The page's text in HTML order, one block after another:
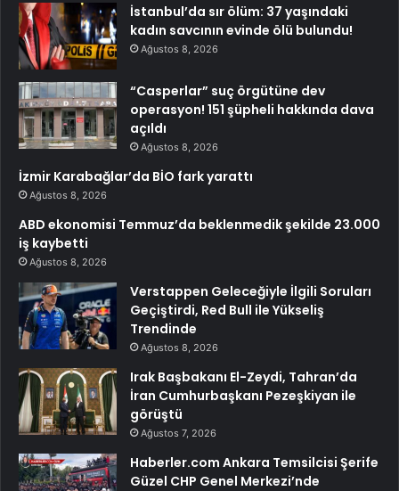
İstanbul’da sır ölüm: 37 yaşındaki
kadın savcının evinde ölü bulundu!
Ağustos 8, 2026
“Casperlar” suç örgütüne dev
operasyon! 151 şüpheli hakkında dava
açıldı
Ağustos 8, 2026
İzmir Karabağlar’da BİO fark yarattı
Ağustos 8, 2026
ABD ekonomisi Temmuz’da beklenmedik şekilde 23.000
iş kaybetti
Ağustos 8, 2026
Verstappen Geleceğiyle İlgili Soruları
Geçiştirdi, Red Bull ile Yükseliş
Trendinde
Ağustos 8, 2026
Irak Başbakanı El-Zeydi, Tahran’da
İran Cumhurbaşkanı Pezeşkiyan ile
görüştü
Ağustos 7, 2026
Haberler.com Ankara Temsilcisi Şerife
Güzel CHP Genel Merkezi’nde